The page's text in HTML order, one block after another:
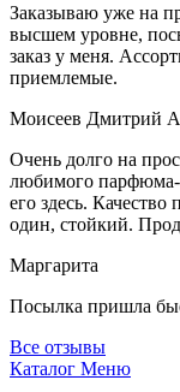
Заказываю уже на
высшем уровне,
заказ у меня.
приемлемые.
Моисеев Дмитрий
Очень долго на
любимого парфюма-
его здесь.
один, стойкий.
Маргарита
Посылка пришла
Все отзывы
Каталог Меню